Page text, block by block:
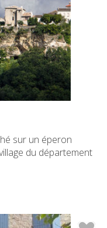
sur un éperon
du département